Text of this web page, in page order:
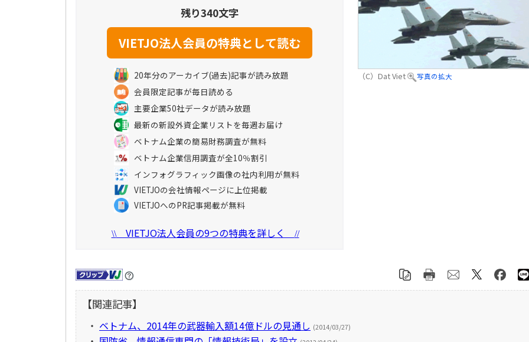
（C）Dat Viet 写真の拡大
残り340文字
20年分のアーカイブ(過去)記事が読み放題
会員限定記事が毎日読める
主要企業50社データが読み放題
最新の新設外資企業リストを毎週お届け
ベトナム企業の簡易財務調査が無料
ベトナム企業信用調査が全10％割引
インフォグラフィック画像の社内利用が無料
VIETJOの会社情報ページに上位掲載
VIETJOへのPR記事掲載が無料
\\VIETJO法人会員の9つの特典を詳しく //
【関連記事】
・ ベトナム、2014年の武器輸入額14億ドルの見通し (2014/03/27)